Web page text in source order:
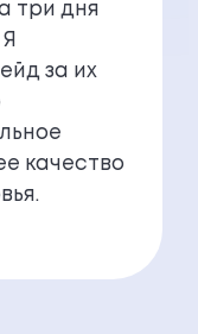
три дня
за их
качество